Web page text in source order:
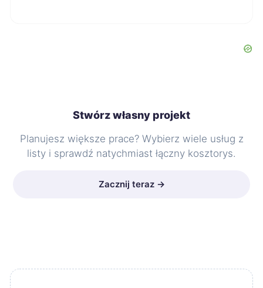
Stwórz własny projekt
Planujesz większe prace? Wybierz wiele usług z
listy i sprawdź natychmiast łączny kosztorys.
Zacznij teraz →